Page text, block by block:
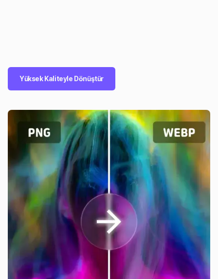
Yüksek Kaliteyle Dönüştür